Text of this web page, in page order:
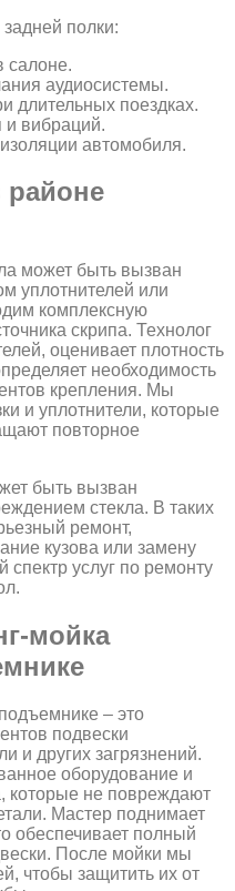
полки:
салоне.
аудиосистемы.
длительных поездках.
и вибраций.
автомобиля.
районе
может быть вызван
уплотнителей или
комплексную
скрипа. Технолог
оценивает плотность
необходимость
крепления. Мы
и уплотнители, которые
повторное
быть вызван
стекла. В таких
ремонт,
кузова или замену
услуг по ремонту
мойка
– это
подвески
и других загрязнений.
оборудование и
которые не повреждают
Мастер поднимает
обеспечивает полный
После мойки мы
чтобы защитить их от